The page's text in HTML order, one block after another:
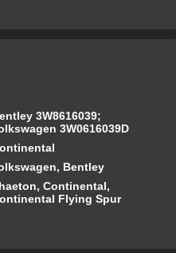
3W8616039;
3W0616039D
Bentley
Continental,
Flying Spur